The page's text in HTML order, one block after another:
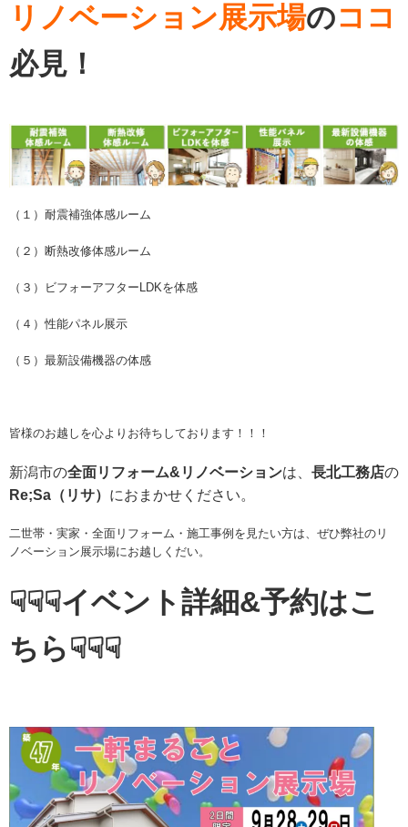
リノベーション展示場のココ
必見！
（１）耐震補強体感ルーム
（２）断熱改修体感ルーム
（３）ビフォーアフターLDKを体感
（４）性能パネル展示
（５）最新設備機器の体感
皆様のお越しを心よりお待ちしております！！！
新潟市の全面リフォーム&リノベーションは、 長北工務店の
Re;Sa（リサ） におまかせください。
二世帯・実家・全面リフォーム・施工事例を見たい方は、ぜひ弊社のリ
ノベーション展示場にお越しくだい。
☟☟☟イベント詳細&予約はこ
ちら☟☟☟